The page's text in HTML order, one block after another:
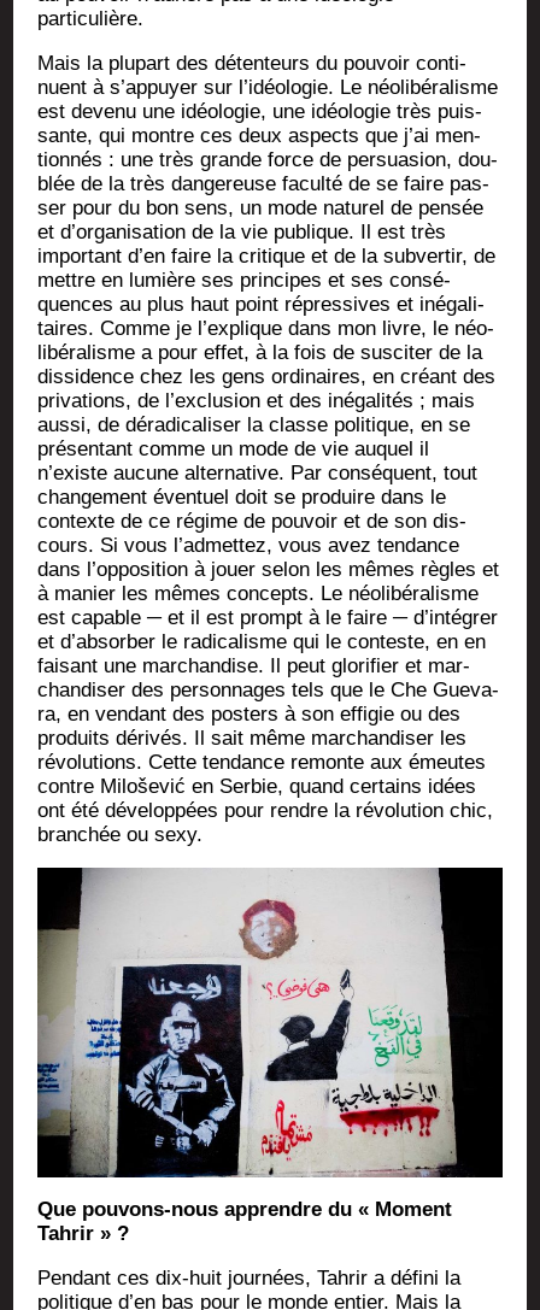
particulière.
Mais la plu­part des déten­teurs du pou­voir conti­
nuent à s’appuyer sur l’idéologie. Le néo­li­bé­ra­lisme
est deve­nu une idéo­lo­gie, une idéo­lo­gie très puis­
sante, qui montre ces deux aspects que j’ai men­
tion­nés : une très grande force de per­sua­sion, dou­
blée de la très dan­ge­reuse facul­té de se faire pas­
ser pour du bon sens, un mode natu­rel de pen­sée
et d’organisation de la vie publique. Il est très
impor­tant d’en faire la cri­tique et de la sub­ver­tir, de
mettre en lumière ses prin­cipes et ses consé­
quences au plus haut point répres­sives et inéga­li­
taires. Comme je l’explique dans mon livre, le néo­
li­bé­ra­lisme a pour effet, à la fois de sus­ci­ter de la
dis­si­dence chez les gens ordi­naires, en créant des
pri­va­tions, de l’exclusion et des inéga­li­tés ; mais
aus­si, de déra­di­ca­li­ser la classe poli­tique, en se
pré­sen­tant comme un mode de vie auquel il
n’existe aucune alter­na­tive. Par consé­quent, tout
chan­ge­ment éven­tuel doit se pro­duire dans le
contexte de ce régime de pou­voir et de son dis­
cours. Si vous l’admettez, vous avez ten­dance
dans l’opposition à jouer selon les mêmes règles et
à manier les mêmes concepts. Le néo­li­bé­ra­lisme
est capable ─ et il est prompt à le faire ─ d’intégrer
et d’absorber le radi­ca­lisme qui le conteste, en en
fai­sant une mar­chan­dise. Il peut glo­ri­fier et mar­
chan­di­ser des per­son­nages tels que le Che Gue­va­
ra, en ven­dant des pos­ters à son effi­gie ou des
pro­duits déri­vés. Il sait même mar­chan­di­ser les
révo­lu­tions. Cette ten­dance remonte aux émeutes
contre Miloše­vić en Ser­bie, quand cer­tains idées
ont été déve­lop­pées pour rendre la révo­lu­tion chic,
bran­chée ou sexy.
Que pou­vons-nous apprendre du « Moment
Tahrir » ?
Pen­dant ces dix-huit jour­nées, Tah­rir a défi­ni la
poli­tique d’en bas pour le monde entier. Mais la